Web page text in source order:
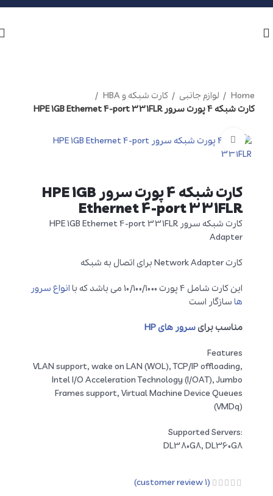
Home لوازم جانبی
کارت شبکه و HBA
کارت شبکه 4 پورت سرور HPE 1GB Ethernet 4-port 331FLR
برای بزرگنمایی کلیک کنید
کارت شبکه 4 پورت سرور HPE 1GB
Ethernet 4-port 331FLR
کارت شبکه سرور HPE 1GB Ethernet 4-port 331FLR
Adapter
کارت Network Adapter برای اتصال به شبکه
این کارت شامل 4 پورت 10/100/1000 می باشد که با
انواع سرور
ها سازگار است
مناسب برایسرور های HP
Features
VLAN support, wake on LAN (WOL), TCP/IP offloading,
Intel I/O Acceleration Technology (I/OAT), Jumbo
Frames support, Virtual Machine Device Queues
(VMDq)
Supported Servers:
DL380G8, DL360G8
(
1
customer review)